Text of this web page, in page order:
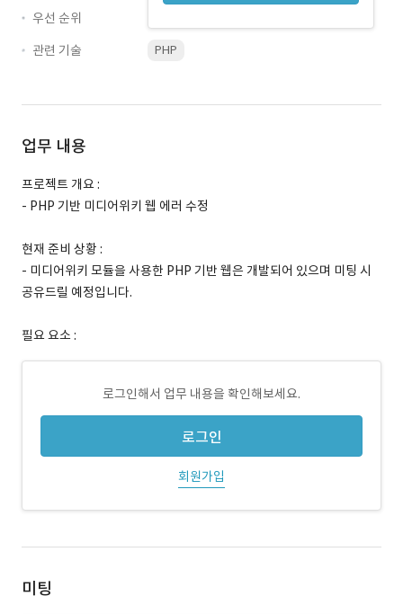
우선 순위
관련 기술
PHP
업무 내용
프로젝트 개요 :
- PHP 기반 미디어위키 웹 에러 수정
현재 준비 상황 :
- 미디어위키 모듈을 사용한 PHP 기반 웹은 개발되어 있으며 미팅 시
공유드릴 예정입니다.
필요 요소 :
로그인해서 업무 내용을 확인해보세요.
로그인
회원가입
미팅